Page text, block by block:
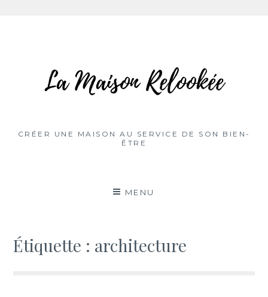
CRÉER UNE MAISON AU SERVICE DE SON BIEN-
ÊTRE
MENU
Étiquette : architecture